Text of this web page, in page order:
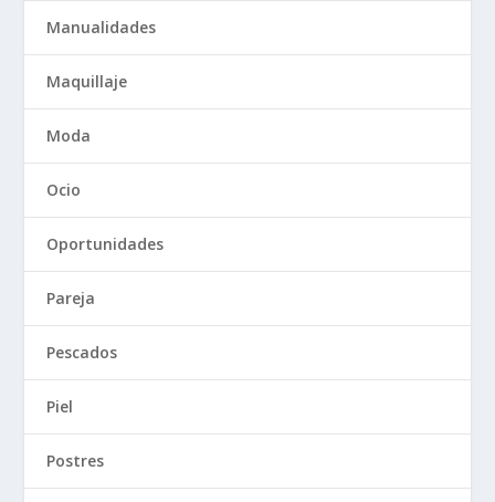
Manualidades
Maquillaje
Moda
Ocio
Oportunidades
Pareja
Pescados
Piel
Postres